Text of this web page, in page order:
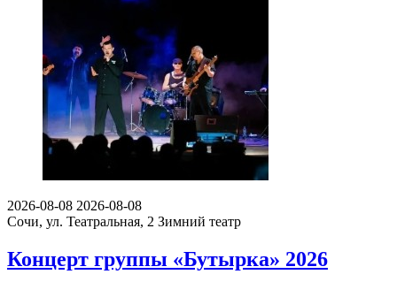
2026-08-08 2026-08-08
Сочи, ул. Театральная, 2 Зимний театр
Концерт группы «Бутырка» 2026